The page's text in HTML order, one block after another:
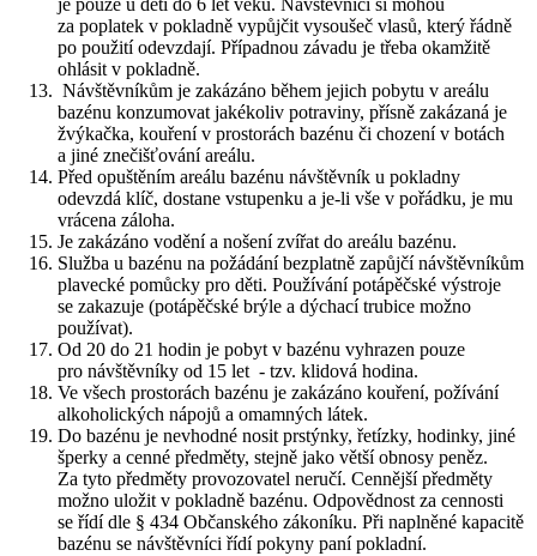
je pouze u dětí do 6 let věku. Návštěvníci si mohou
za poplatek v pokladně vypůjčit vysoušeč vlasů, který řádně
po použití odevzdají. Případnou závadu je třeba okamžitě
ohlásit v pokladně.
Návštěvníkům je zakázáno během jejich pobytu v areálu
bazénu konzumovat jakékoliv potraviny, přísně zakázaná je
žvýkačka, kouření v prostorách bazénu či chození v botách
a jiné znečišťování areálu.
Před opuštěním areálu bazénu návštěvník u pokladny
odevzdá klíč, dostane vstupenku a je-li vše v pořádku, je mu
vrácena záloha.
Je zakázáno vodění a nošení zvířat do areálu bazénu.
Služba u bazénu na požádání bezplatně zapůjčí návštěvníkům
plavecké pomůcky pro děti. Používání potápěčské výstroje
se zakazuje (potápěčské brýle a dýchací trubice možno
používat).
Od 20 do 21 hodin je pobyt v bazénu vyhrazen pouze
pro návštěvníky od 15 let - tzv. klidová hodina.
Ve všech prostorách bazénu je zakázáno kouření, požívání
alkoholických nápojů a omamných látek.
Do bazénu je nevhodné nosit prstýnky, řetízky, hodinky, jiné
šperky a cenné předměty, stejně jako větší obnosy peněz.
Za tyto předměty provozovatel neručí. Cennější předměty
možno uložit v pokladně bazénu. Odpovědnost za cennosti
se řídí dle § 434 Občanského zákoníku. Při naplněné kapacitě
bazénu se návštěvníci řídí pokyny paní pokladní.